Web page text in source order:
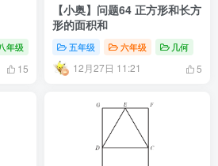
八年级
15
【小奥】问题64 正方形和长方
形的面积和
五年级 六年级 几何
12月27日 11:21 5